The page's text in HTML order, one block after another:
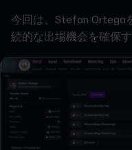
今回は、Stefan Ortega
続的な出場機会を確保